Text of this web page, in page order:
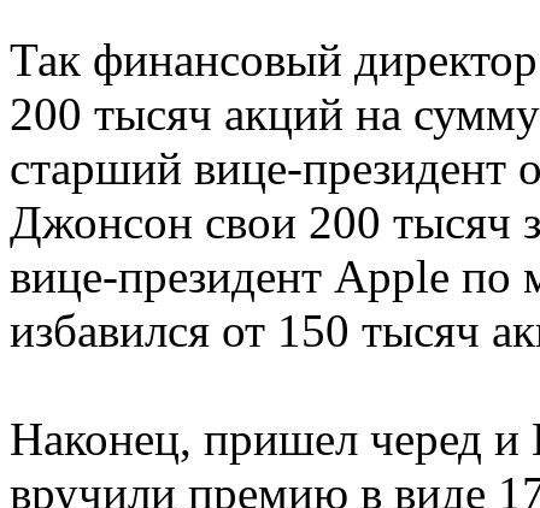
Так финансовый
200 тысяч акций на
старший вице-президент
Джонсон свои 200 тысяч
вице-президент Apple
избавился от 150 тысяч
Наконец, пришел черед и
вручили премию в виде